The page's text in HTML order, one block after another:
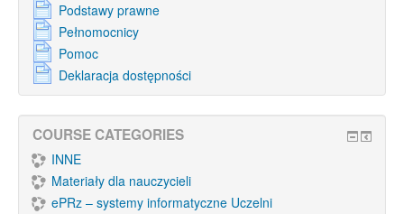
Podstawy prawne
Pełnomocnicy
Pomoc
Deklaracja dostępności
COURSE CATEGORIES
INNE
Materiały dla nauczycieli
ePRz – systemy informatyczne Uczelni